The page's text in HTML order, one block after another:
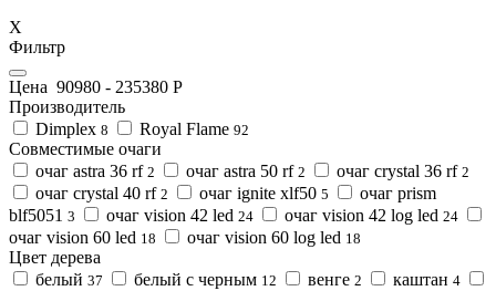
X
Фильтр
Цена 90980 - 235380 Р
Производитель
Dimplex 8 Royal Flame 92
Совместимые очаги
очаг astra 36 rf 2 очаг astra 50 rf 2 очаг crystal 36 rf 2
очаг crystal 40 rf 2 очаг ignite xlf50 5
очаг prism
blf5051 3 очаг vision 42 led 24 очаг vision 42 log led 24
очаг vision 60 led 18 очаг vision 60 log led 18
Цвет дерева
белый 37 белый с черным 12 венге 2 каштан 4